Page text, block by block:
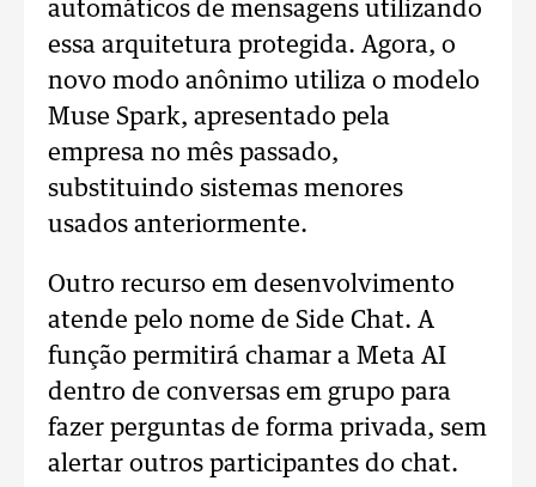
automáticos de mensagens utilizando
essa arquitetura protegida. Agora, o
novo modo anônimo utiliza o modelo
Muse Spark, apresentado pela
empresa no mês passado,
substituindo sistemas menores
usados anteriormente.
Outro recurso em desenvolvimento
atende pelo nome de Side Chat. A
função permitirá chamar a Meta AI
dentro de conversas em grupo para
fazer perguntas de forma privada, sem
alertar outros participantes do chat.